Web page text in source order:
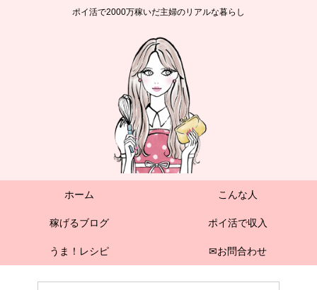
ポイ活で2000万稼いだ主婦のリアルな暮らし
ホーム こんな人
稼げるブログ ポイ活で収入
うま！レシピ ✉お問合わせ